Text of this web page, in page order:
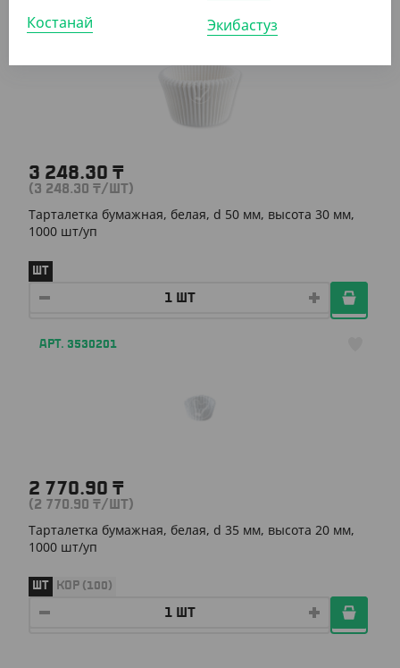
АРТ. 35311
3 248.30 ₸
(3 248.30 ₸/ШТ)
Тарталетка бумажная, белая, d 50 мм, высота 30 мм,
1000 шт/уп
ШТ
АРТ. 3530201
2 770.90 ₸
(2 770.90 ₸/ШТ)
Тарталетка бумажная, белая, d 35 мм, высота 20 мм,
1000 шт/уп
ШТ КОР (100)
Костанай
Экибастуз